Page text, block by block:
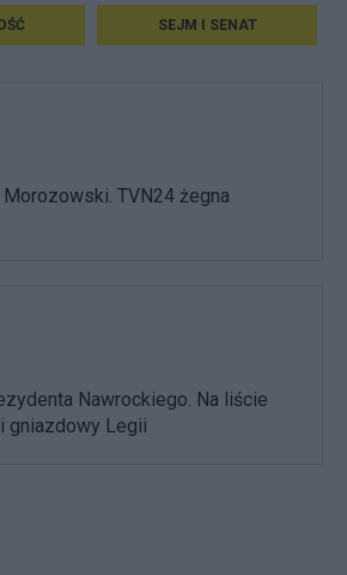
SEJM I SENAT
TVN24 żegna
Nawrockiego. Na liście
gniazdowy Legii